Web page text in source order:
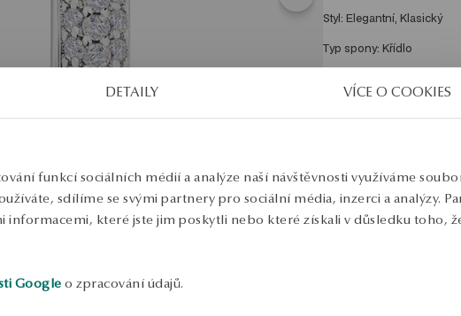
DETAILY VÍCE O COOKIES
funkcí sociálních médií a analýze naší návštěvnosti využíváme
sdílíme se svými partnery pro sociální média, inzerci a analýzy.
informacemi, které jste jim poskytli nebo které získali v důsledku toho,
Google o zpracování údajů.
Styl: Elegantní, Klasický
Typ spony: Křídlo
Pro koho: pro ni
Náušnice z mincovního
povrchem pokrytými
pohodlné používání a
and periodic
vhodný pro každodenní i